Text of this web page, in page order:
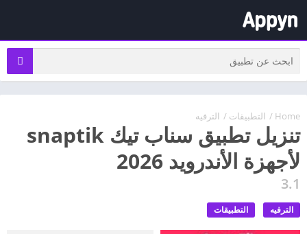
Home
/ التطبيقات / الترفيه
تنزيل تطبيق سناب تيك snaptik
لأجهزة الأندرويد 2026
3.1
الترفيه التطبيقات